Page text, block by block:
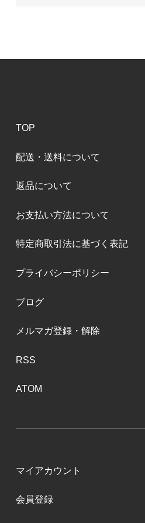
TOP
配送・送料について
返品について
お支払い方法について
特定商取引法に基づく表記
プライバシーポリシー
ブログ
メルマガ登録・解除
RSS
ATOM
マイアカウント
会員登録